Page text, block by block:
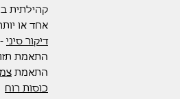
קהילתית
אחד או
דיקור סיני
התאמת
התאמת
כוסות רוח